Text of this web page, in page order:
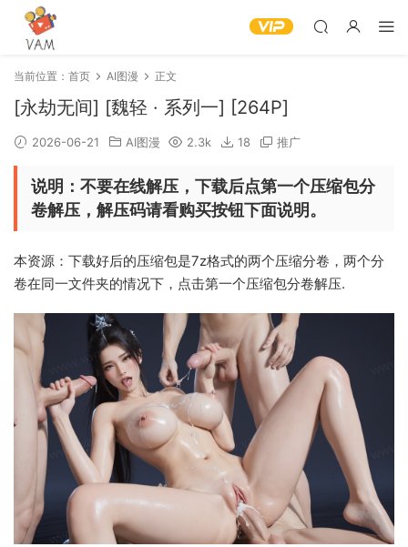
当前位置： 首页 AI图漫 正文
[永劫无间] [魏轻 · 系列一] [264P]
2026-06-21 AI图漫 2.3k 18 推广
说明：不要在线解压，下载后点第一个压缩包分
卷解压，解压码请看购买按钮下面说明。
本资源：下载好后的压缩包是7z格式的两个压缩分卷，两个分
卷在同一文件夹的情况下，点击第一个压缩包分卷解压.